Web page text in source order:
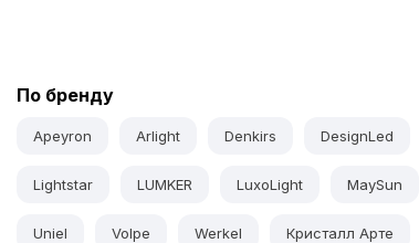
По бренду
Apeyron Arlight Denkirs DesignLed
Lightstar LUMKER LuxoLight MaySun
Uniel Volpe Werkel Кристалл Арте